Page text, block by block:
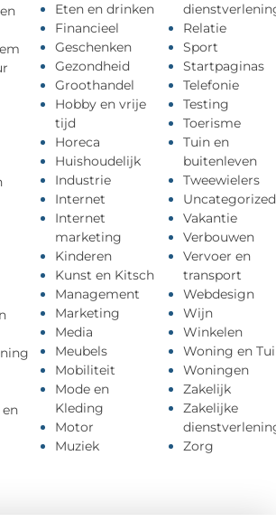
Eten en drinken
Financieel
Geschenken
Gezondheid
Groothandel
Hobby en vrije
tijd
Horeca
Huishoudelijk
Industrie
Internet
Internet
marketing
Kinderen
Kunst en Kitsch
Management
Marketing
Media
Meubels
Mobiliteit
Mode en
Kleding
Motor
Muziek
Relatie
Sport
Startpaginas
Telefonie
Testing
Toerisme
Tuin en
buitenleven
Tweewielers
Uncategorized
Vakantie
Verbouwen
Vervoer en
transport
Webdesign
Wijn
Winkelen
Woning en
Woningen
Zakelijk
Zakelijke
Zorg